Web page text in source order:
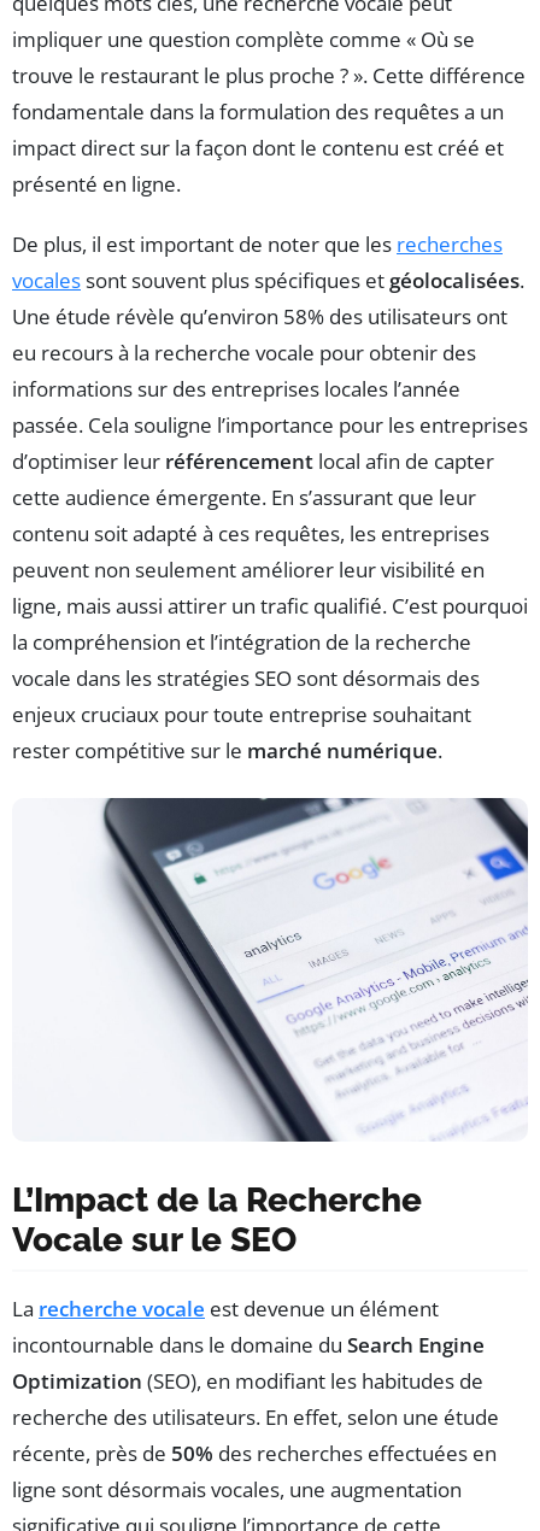
impliquer une question complète comme « Où se
trouve le restaurant le plus proche ? ». Cette différence
fondamentale dans la formulation des requêtes a un
impact direct sur la façon dont le contenu est créé et
présenté en ligne.
De plus, il est important de noter que les recherches
vocalessont souvent plus spécifiques et géolocalisées.
Une étude révèle qu’environ 58% des utilisateurs ont
eu recours à la recherche vocale pour obtenir des
informations sur des entreprises locales l’année
passée. Cela souligne l’importance pour les entreprises
d’optimiser leur référencement local afin de capter
cette audience émergente. En s’assurant que leur
contenu soit adapté à ces requêtes, les entreprises
peuvent non seulement améliorer leur visibilité en
ligne, mais aussi attirer un trafic qualifié. C’est pourquoi
la compréhension et l’intégration de la recherche
vocale dans les stratégies SEO sont désormais des
enjeux cruciaux pour toute entreprise souhaitant
rester compétitive sur le marché numérique.
L’Impact de la Recherche
Vocale sur le SEO
La recherche vocale est devenue un élément
incontournable dans le domaine du Search Engine
Optimization (SEO), en modifiant les habitudes de
recherche des utilisateurs. En effet, selon une étude
récente, près de 50% des recherches effectuées en
ligne sont désormais vocales, une augmentation